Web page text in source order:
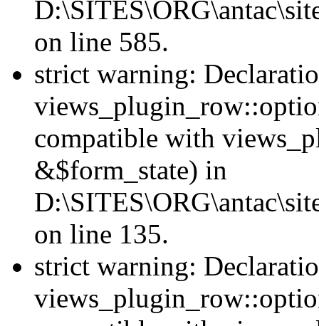
on line 585.
strict warning:
compatible with
&$form_state) in
on line 135.
strict warning: